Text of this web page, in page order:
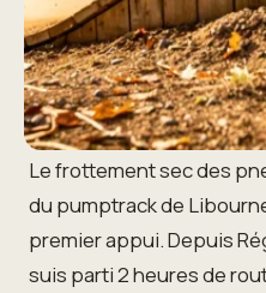
Le frottement sec des
du pumptrack de
premier appui. Depuis
suis parti 2 heures de